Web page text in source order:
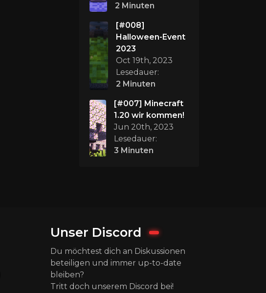
2 Minuten
[#008]
Halloween-Event
2023
Oct 19th, 2023
Lesedauer:
2 Minuten
[#007] Minecraft
1.20 wir kommen!
Jun 20th, 2023
Lesedauer:
3 Minuten
Unser Discord
Du möchtest dich an Diskussionen
beteiligen und immer up-to-date
bleiben?
Tritt doch unserem Discord bei!